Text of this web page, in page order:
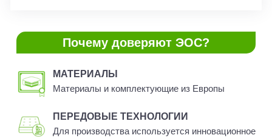
Почему доверяют ЭОС?
МАТЕРИАЛЫ
Материалы и комплектующие из Европы
ПЕРЕДОВЫЕ ТЕХНОЛОГИИ
Для производства используется инновационное